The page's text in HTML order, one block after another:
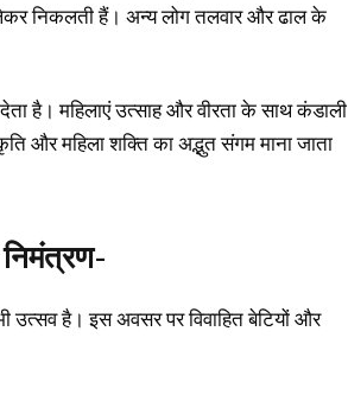
निकलती हैं। अन्य लोग तलवार और ढाल के
है। महिलाएं उत्साह और वीरता के साथ कंडाली
और महिला शक्ति का अद्भुत संगम माना जाता
निमंत्रण-
उत्सव है। इस अवसर पर विवाहित बेटियों और